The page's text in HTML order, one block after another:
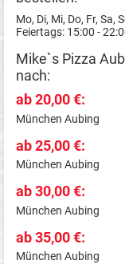
Mo, Di, Mi, Do, Fr, Sa,
Feiertags: 15:00 -
Mike`s Pizza
nach:
ab 20,00 €:
München Aubing
ab 25,00 €:
München Aubing
ab 30,00 €:
München Aubing
ab 35,00 €:
München Aubing